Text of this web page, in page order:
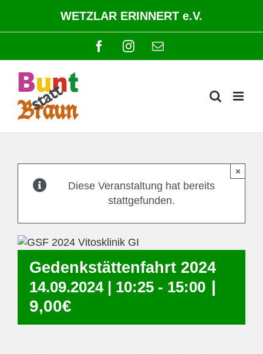
springen
WETZLAR ERINNERT e.V.
FacebookInstagram
E-
Mail
Diese Veranstaltung hat bereits
stattgefunden.
×
Gedenkstättenfahrt 2024
14.09.2024 | 10:25 - 15:00 |
9,00€